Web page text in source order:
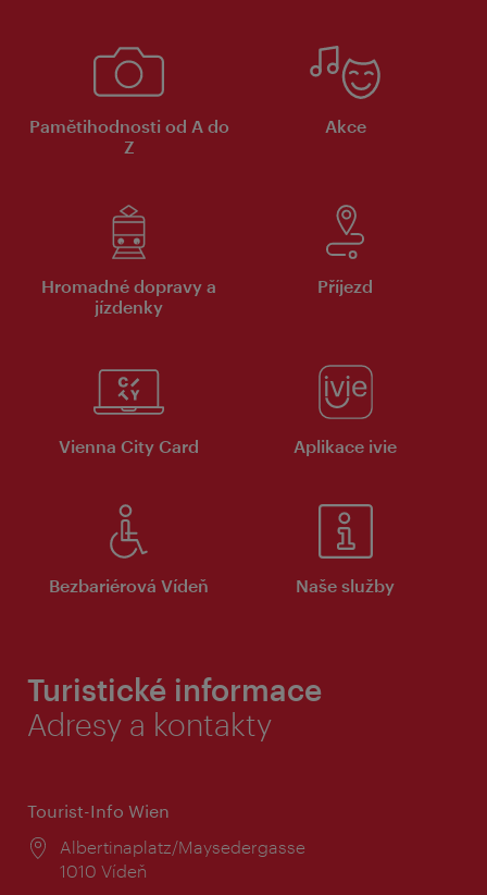
Pamětihodnosti od A do
Z
Akce
Hromadné dopravy a
jízdenky
Příjezd
Vienna City Card Aplikace ivie
Bezbariérová Vídeň Naše služby
Turistické informace
Adresy a kontakty
Tourist-Info Wien
Místo:
Albertinaplatz/Maysedergasse
1010 Vídeň